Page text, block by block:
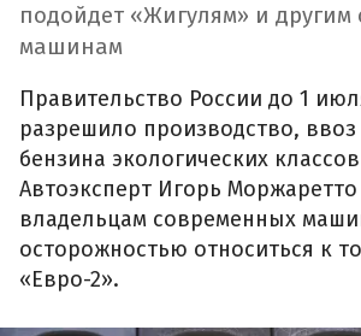
подойдет «Жигулям» и другим
машинам
Правительство России до 1
разрешило производство,
бензина экологических
Автоэксперт Игорь
владельцам современных
осторожностью относиться к
«Евро-2».